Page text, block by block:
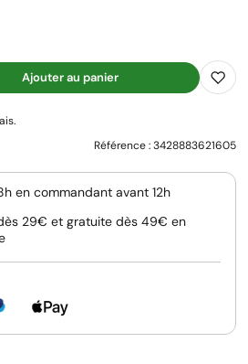
Ajouter au panier
Référence :3428883621605
en commandant avant 12h
29€ et gratuite dès 49€ en